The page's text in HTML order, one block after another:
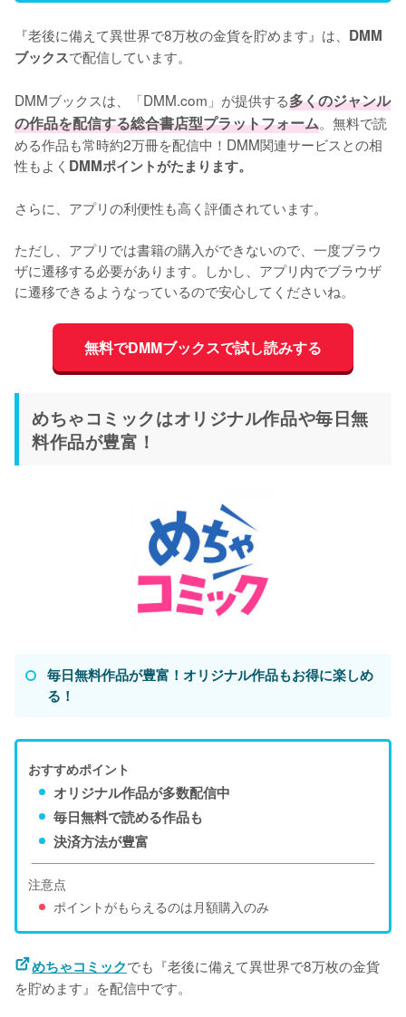
『老後に備えて異世界で8万枚の金貨を貯めます』は、 DMM
ブックスで配信しています。
DMMブックスは、「DMM.com」が提供する多くのジャンル
の作品を配信する総合書店型プラットフォーム。無料で読
める作品も常時約2万冊を配信中！DMM関連サービスとの相
性もよく DMMポイントがたまります。
さらに、アプリの利便性も高く評価されています。
ただし、アプリでは書籍の購入ができないので、一度ブラウ
ザに遷移する必要があります。しかし、アプリ内でブラウザ
に遷移できるようなっているので安心してくださいね。
無料でDMMブックスで試し読みする
めちゃコミックはオリジナル作品や毎日無
料作品が豊富！
毎日無料作品が豊富！オリジナル作品もお得に楽しめ
る！
おすすめポイント
オリジナル作品が多数配信中
毎日無料で読める作品も
決済方法が豊富
注意点
ポイントがもらえるのは月額購入のみ
めちゃコミックでも『老後に備えて異世界で8万枚の金貨
を貯めます』を配信中です。